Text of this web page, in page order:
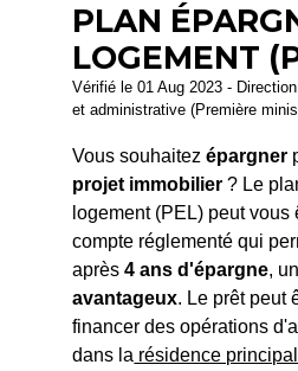
PLAN
LOGEMENT
Vérifié le 01 Aug 2023 -
et administrative (Première
Vous souhaitezépargner
projet immobilier ? Le
logement (PEL) peut vous
compte réglementé qui
après4 ans d'épargne, un
avantageux. Le prêt peut
financer des opérations
dans la résidence